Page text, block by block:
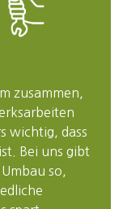
zusammen,
wichtig, dass
Bei uns gibt
so,